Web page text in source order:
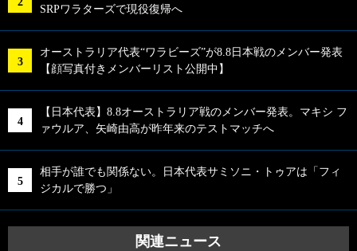
SRPワラターズで現役復帰へ
オーストラリア代表“ワラビーズ”が8.8日本戦のメンバー発表
【顔写真付きメンバーリスト公開中】
【日本代表】8.8オーストラリア戦のメンバー発表。マキシ フ
ァウルア、矢崎由高が昨年来のテストマッチへ
相手が誰でも関係ない。日本代表サミソニ・トゥアは「フィ
ジカルで勝つ」
関連ニュース